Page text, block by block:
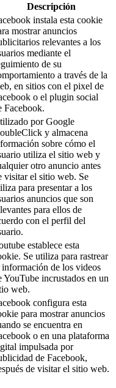
Descripción
instala esta cookie
mostrar anuncios
relevantes a los
mediante el
de su
a través de la
en sitios con el pixel de
o el plugin social
Facebook.
por Google
y almacena
sobre cómo el
utiliza el sitio web y
otro anuncio antes
visitar el sitio web. Se
para presentar a los
anuncios que son
para ellos de
con el perfil del
establece esta
Se utiliza para rastrear
información de los videos
YouTube incrustados en un
web.
configura esta
para mostrar anuncios
se encuentra en
o en una plataforma
impulsada por
de Facebook,
de visitar el sitio web.